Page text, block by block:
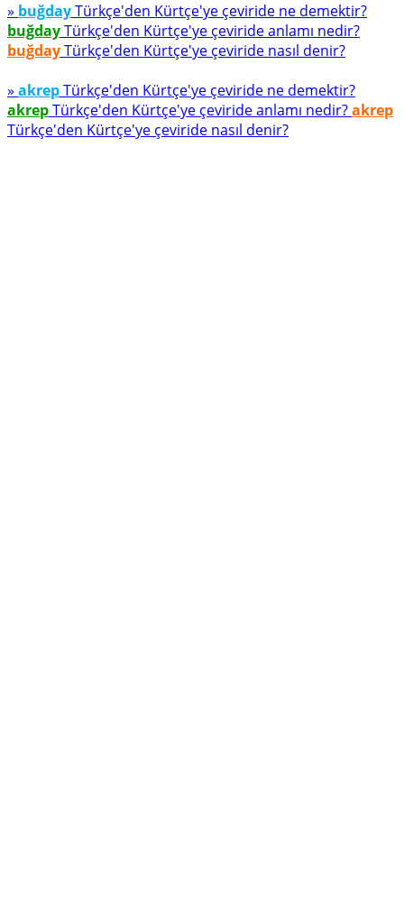
» buğdayTürkçe'den Kürtçe'ye çeviride ne demektir?
buğdayTürkçe'den Kürtçe'ye çeviride anlamı nedir?
buğdayTürkçe'den Kürtçe'ye çeviride nasıl denir?
» akrepTürkçe'den Kürtçe'ye çeviride ne demektir?
akrepTürkçe'den Kürtçe'ye çeviride anlamı nedir?akrep
Türkçe'den Kürtçe'ye çeviride nasıl denir?